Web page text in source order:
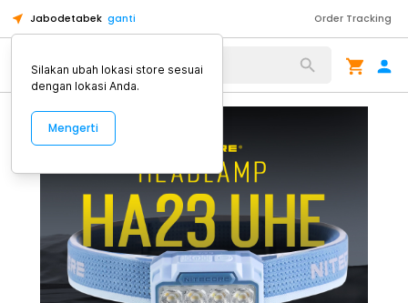
Jabodetabek ganti Order Tracking
Alat Kopi
Silakan ubah lokasi store sesuai
dengan lokasi Anda.
Mengerti